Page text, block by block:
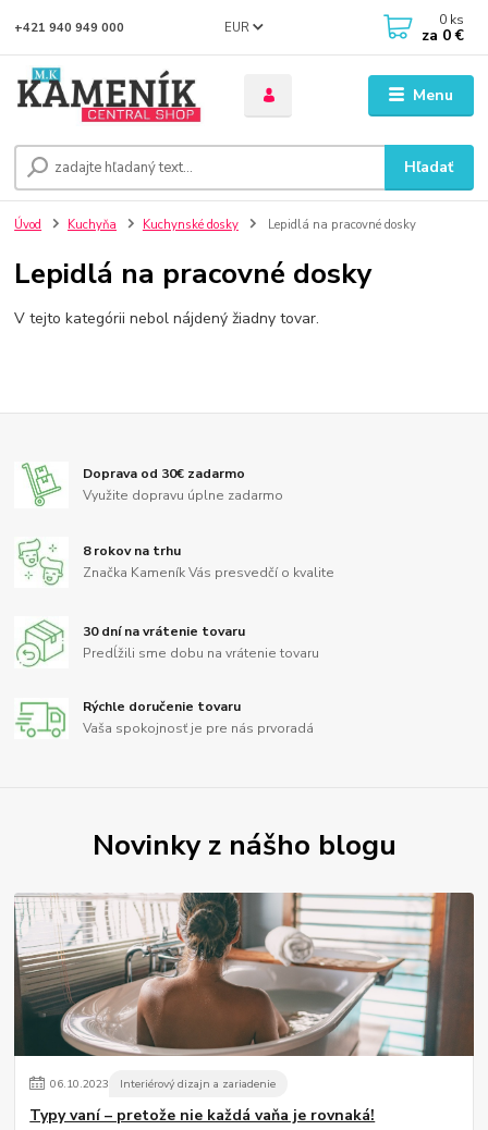
Menu
EUR
Hľadať
+421 940 949 000 0 ks
za 0 €
Úvod Kuchyňa Kuchynské dosky Lepidlá na pracovné dosky
Lepidlá na pracovné dosky
V tejto kategórii nebol nájdený žiadny tovar.
Doprava od 30€ zadarmo
Využite dopravu úplne zadarmo
8 rokov na trhu
Značka Kameník Vás presvedčí o kvalite
30 dní na vrátenie tovaru
Predĺžili sme dobu na vrátenie tovaru
Rýchle doručenie tovaru
Vaša spokojnosť je pre nás prvoradá
Novinky z nášho blogu
06.10.2023 Interiérový dizajn a zariadenie
Typy vaní – pretože nie každá vaňa je rovnaká!